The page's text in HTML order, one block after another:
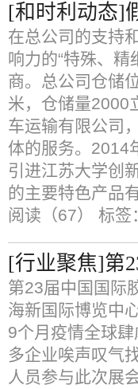
[和时利动态]
在总公司的支持
响力的“特殊、
商。总公司仓储
米，仓储量2000
车运输有限公司
体的服务。2014
引进江苏大学创
的主要特色产品
阅读（67） 标签
[行业聚焦]第
第23届中国国际
海新国际博览中
9个月疫情全球
多企业唉声叹气
人员参与此次展